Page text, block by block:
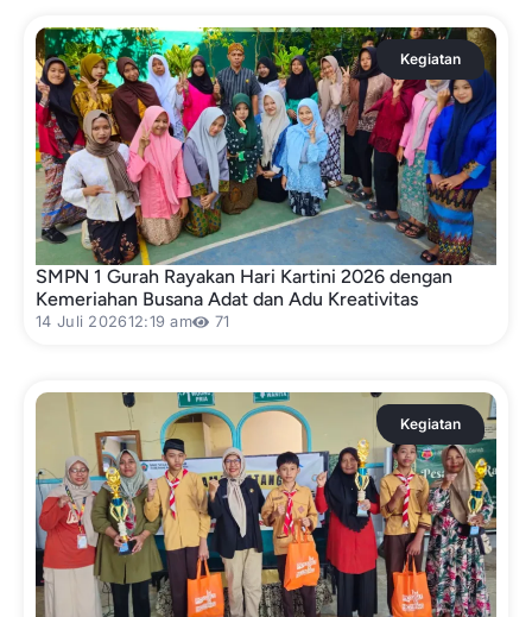
Kegiatan
SMPN 1 Gurah Rayakan Hari Kartini 2026 dengan
Kemeriahan Busana Adat dan Adu Kreativitas
14 Juli 202612:19 am 71
Kegiatan